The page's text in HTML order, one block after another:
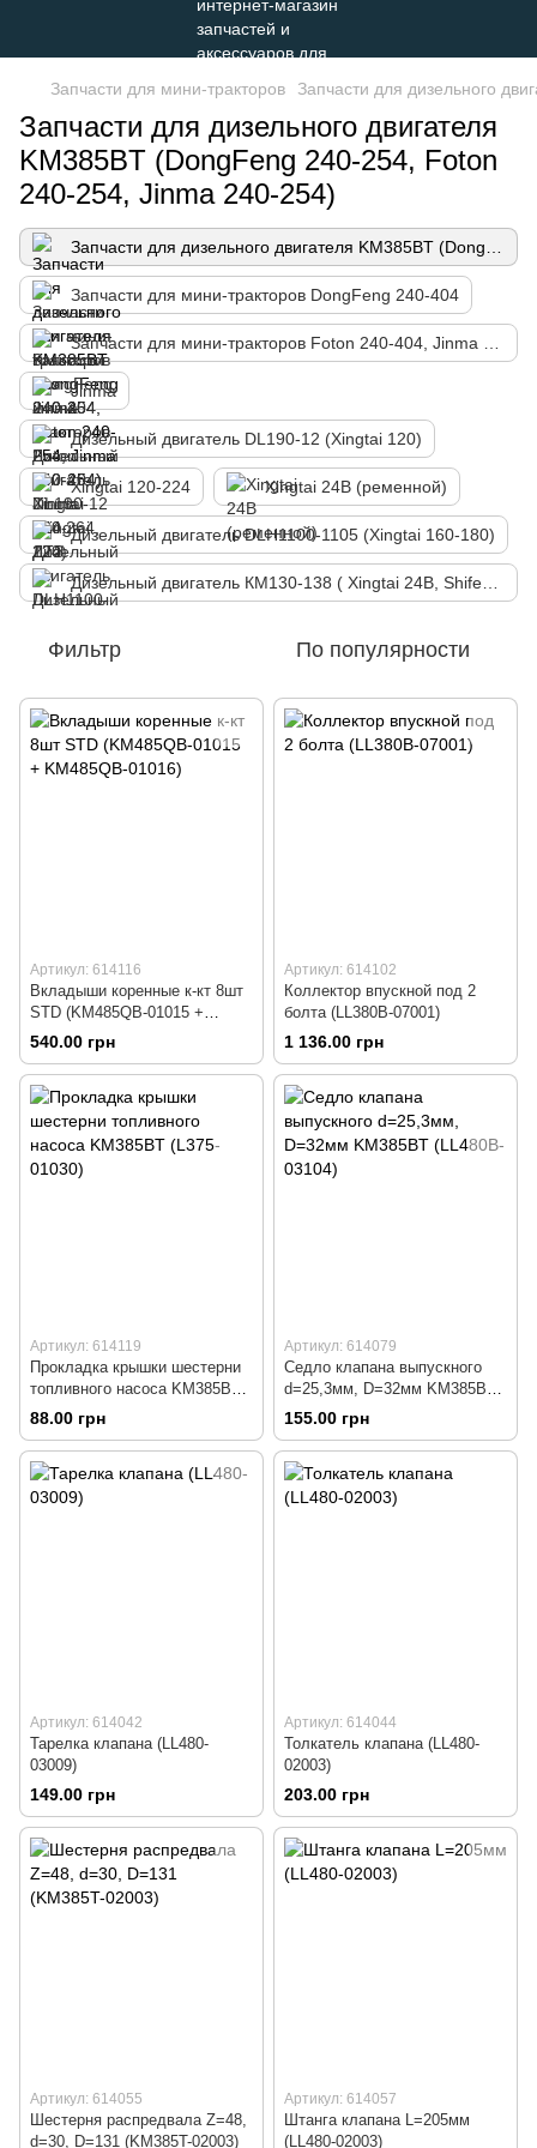
Запчасти для мини-тракторов Запчасти для дизельного
Запчасти для дизельного двигателя
KM385BT (DongFeng 240-254, Foton
240-254, Jinma 240-254)
Запчасти для мини-тракторов DongFeng 240-404
Jinma
Дизельный двигатель DL190-12 (Xingtai 120)
Xingtai 120-224 Xingtai 24B (ременной)
Дизельный двигатель DLH1100-1105 (Xingtai 160-180)
Фильтр По популярности
Артикул: 614116
Вкладыши коренные к-кт 8шт
STD (KM485QB-01015 +
KM485QB-01016)
540.00 грн
Артикул: 614102
Коллектор впускной под 2
болта (LL380B-07001)
1 136.00 грн
Артикул: 614119
Прокладка крышки шестерни
топливного насоса KM385BT
(L375-01030)
88.00 грн
Артикул: 614079
Седло клапана выпускного
d=25,3мм, D=32мм KM385BT
(LL480B-03104)
155.00 грн
Артикул: 614042
Тарелка клапана (LL480-
03009)
149.00 грн
Артикул: 614044
Толкатель клапана (LL480-
02003)
203.00 грн
Артикул: 614055
Шестерня распредвала Z=48,
d=30, D=131 (KM385T-02003)
Артикул: 614057
Штанга клапана L=205мм
(LL480-02003)